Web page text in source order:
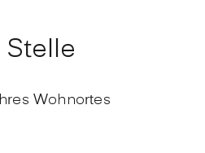
Wohnortes